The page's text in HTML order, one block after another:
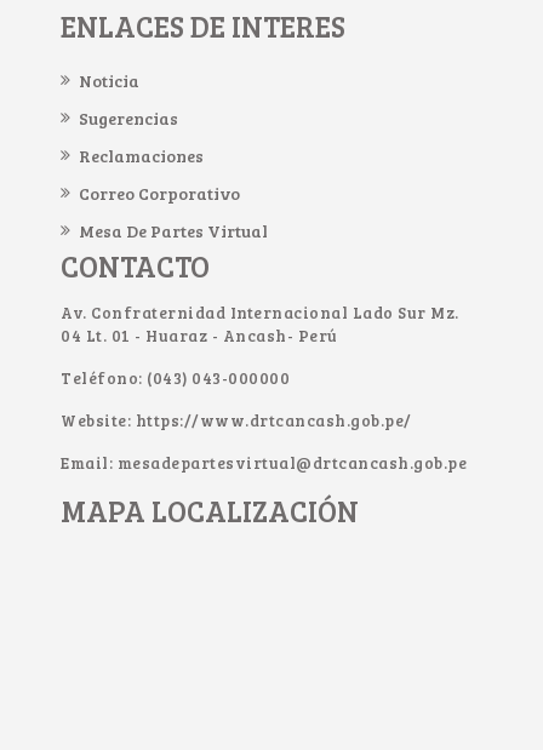
ENLACES DE INTERES
Noticia
Sugerencias
Reclamaciones
Correo Corporativo
Mesa De Partes Virtual
CONTACTO
Av. Confraternidad Internacional Lado Sur Mz.
04 Lt. 01 - Huaraz - Ancash- Perú
Teléfono: (043) 043-000000
Website: https://www.drtcancash.gob.pe/
Email: mesadepartesvirtual@drtcancash.gob.pe
MAPA LOCALIZACIÓN